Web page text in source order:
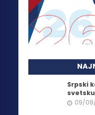
Srpski
09/